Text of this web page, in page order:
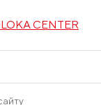
CENTER